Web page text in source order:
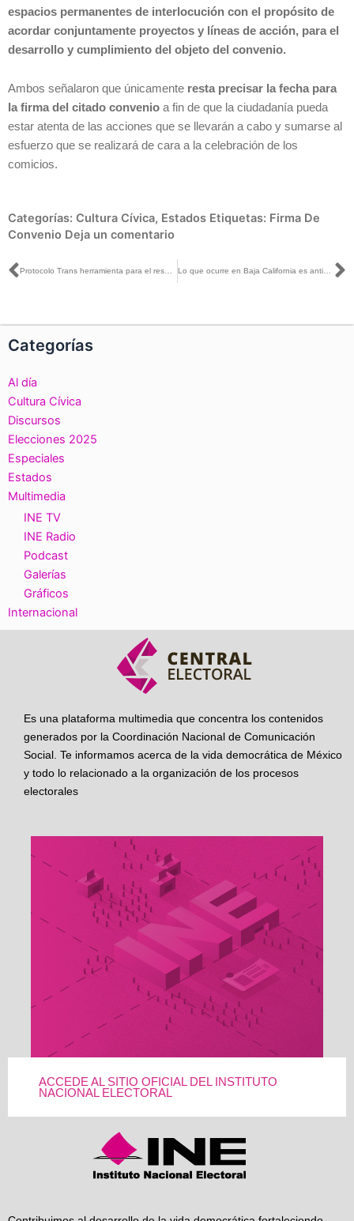
espacios permanentes de interlocución con el propósito de
acordar conjuntamente proyectos y líneas de acción, para el
desarrollo y cumplimiento del objeto del convenio.
Ambos señalaron que únicamente resta precisar la fecha para
la firma del citado convenio a fin de que la ciudadanía pueda
estar atenta de las acciones que se llevarán a cabo y sumarse al
esfuerzo que se realizará de cara a la celebración de los
comicios.
Categorías: Cultura Cívica, Estados Etiquetas: Firma De
Convenio Deja un comentario
Ant Lo que ocurre en Baja California es anticonstitucional: Ciro Murayama con Leonardo Curzio
Categorías
Al día
Cultura Cívica
Discursos
Elecciones 2025
Especiales
Estados
Multimedia
INE TV
INE Radio
Podcast
Galerías
Gráficos
Internacional
Es una plataforma multimedia que concentra los contenidos
generados por la Coordinación Nacional de Comunicación
Social. Te informamos acerca de la vida democrática de México
y todo lo relacionado a la organización de los procesos
electorales
ACCEDE AL SITIO OFICIAL DEL INSTITUTO
NACIONAL ELECTORAL